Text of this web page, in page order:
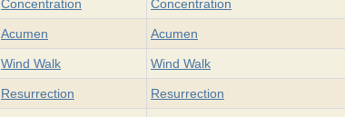
Concentration Concentration
Acumen Acumen
Wind Walk Wind Walk
Resurrection Resurrection